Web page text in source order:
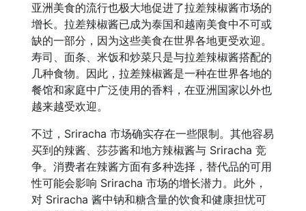
亚洲美食的流行也极大地促进了拉差辣椒酱市场的
增长。拉差辣椒酱已成为泰国和越南美食中不可或
缺的一部分，因为这些美食在世界各地更受欢迎。
寿司、面条、米饭和炒菜只是与拉差辣椒酱搭配的
几种食物。因此，拉差辣椒酱是一种在世界各地的
餐馆和家庭中广泛使用的香料，在亚洲国家以外也
越来越受欢迎。
不过，Sriracha 市场确实存在一些限制。其他容易
买到的辣酱、莎莎酱和地方辣椒酱与 Sriracha 竞
争。消费者在辣酱方面有多种选择，替代品的可用
性可能会影响 Sriracha 市场的增长潜力。此外，
对 Sriracha 酱中钠和糖含量的饮食和健康担忧可